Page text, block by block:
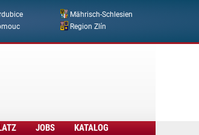
Mährisch-Schlesien
Region Zlín
JOBS KATALOG